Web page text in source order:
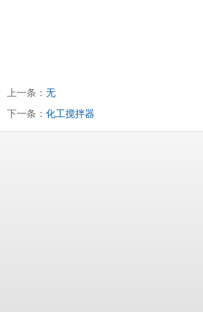
上一条： 无
下一条： 化工搅拌器